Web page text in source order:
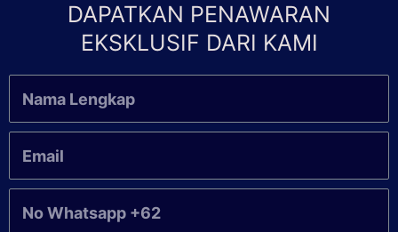
DAPATKAN PENAWARAN
EKSKLUSIF DARI KAMI